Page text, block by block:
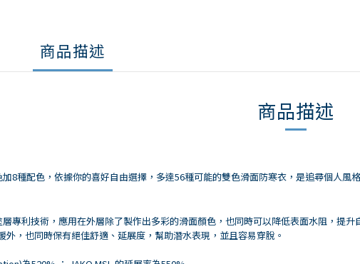
商品描述
商品描述
加8種配色，依據你的喜好自由選擇，多達56種可能的雙色滑面防寒衣，是追尋個人風
層專利技術，應用在外層除了製作出多彩的滑面顏色，也同時可以降低表面水阻，提
，也同時保有絕佳舒適、延展度，幫助潛水表現，並且容易穿脫。